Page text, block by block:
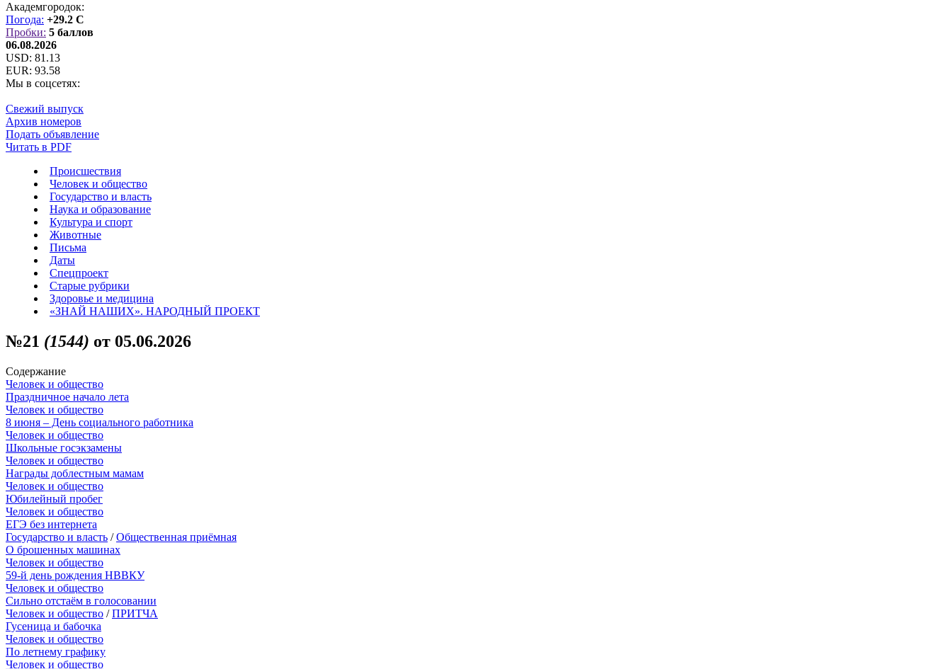
Академгородок:
Погода: +29.2 C
Пробки: 5 баллов
06.08.2026
USD: 81.13
EUR: 93.58
Мы в соцсетях:
Свежий выпуск
Архив номеров
Подать объявление
Читать в PDF
Происшествия
Человек и общество
Государство и власть
Наука и образование
Культура и спорт
Животные
Письма
Даты
Спецпроект
Старые рубрики
Здоровье и медицина
«ЗНАЙ НАШИХ». НАРОДНЫЙ ПРОЕКТ
№21 (1544) от 05.06.2026
Содержание
Человек и общество
Праздничное начало лета
Человек и общество
8 июня – День социального работника
Человек и общество
Школьные госэкзамены
Человек и общество
Награды доблестным мамам
Человек и общество
Юбилейный пробег
Человек и общество
ЕГЭ без интернета
Государство и власть /Общественная приёмная
О брошенных машинах
Человек и общество
59-й день рождения НВВКУ
Человек и общество
Сильно отстаём в голосовании
Человек и общество /ПРИТЧА
Гусеница и бабочка
Человек и общество
По летнему графику
Человек и общество